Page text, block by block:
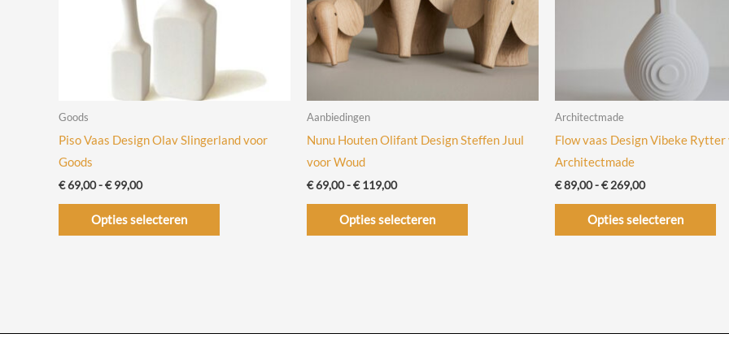
Goods
Piso Vaas Design Olav Slingerland voor
Goods
€69,00-€99,00Prijsklasse:
tot
€ 99,00
Opties selecteren
Dit
Aanbiedingen
Nunu Houten Olifant Design Steffen Juul
voor Woud
€69,00-€119,00Prijsklasse:
€ 119,00
Opties selecteren
Dit
Architectmade
Flow vaas Design Vibeke Rytter
Architectmade
€89,00-€269,00Prijsklasse:
€ 269,00
Opties selecteren
Dit